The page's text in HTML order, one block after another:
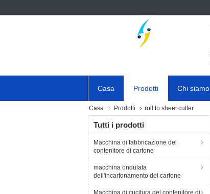
Casa Prodotti Chi siamo
Casa Prodotti roll to sheet cutter
Tutti i prodotti
Macchina di fabbricazione del
contenitore di cartone
macchina ondulata
dell'incartonamento del cartone
Macchina di cucitura del contenitore di